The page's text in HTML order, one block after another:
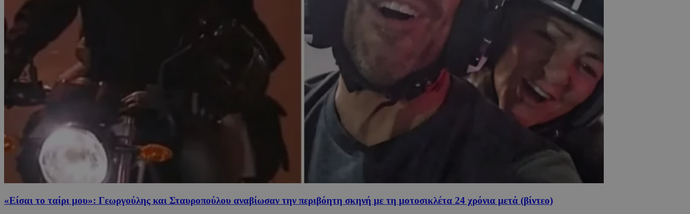
«Είσαι το ταίρι μου»: Γεωργούλης και Σταυροπούλου αναβίωσαν την περιβόητη σκηνή με τη μοτοσικλέτα 24 χρόνια μετά (βίντεο)